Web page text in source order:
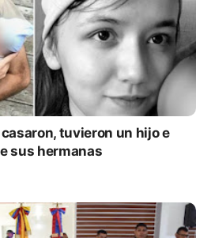
tuvieron un hijo e
sus hermanas